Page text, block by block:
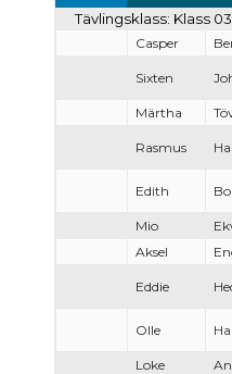
Tävlingsklass: Klass
Casper
Sixten
Märtha
Rasmus
Edith
Mio
Aksel
Eddie
Olle
Loke